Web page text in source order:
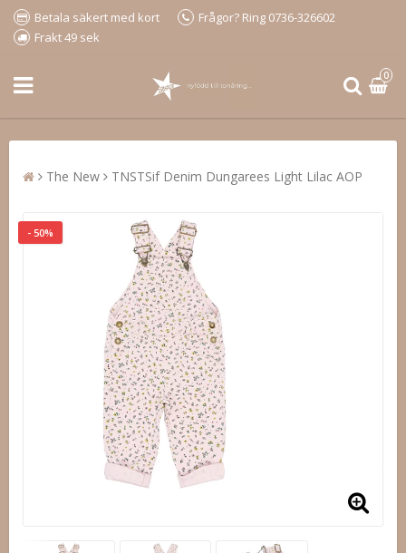
Betala säkert med kort
Frågor? Ring 0736-326602
Frakt 49 sek
0
The New TNSTSif Denim Dungarees Light Lilac AOP
- 50%